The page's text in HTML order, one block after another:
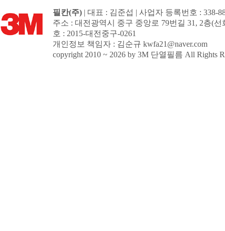
필칸(주) | 대표 : 김준섭 | 사업자 등록번호 : 338-
주소 : 대전광역시 중구 중앙로 79번길 31, 2층(
호 : 2015-대전중구-0261
개인정보 책임자 : 김순규 kwfa21@naver.com
copyright 2010 ~ 2026 by 3M 단열필름 All Rights